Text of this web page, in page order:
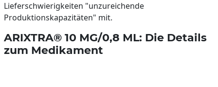
Lieferschwierigkeiten "unzureichende
Produktionskapazitäten" mit.
ARIXTRA® 10 MG/0,8 ML: Die Details
zum Medikament